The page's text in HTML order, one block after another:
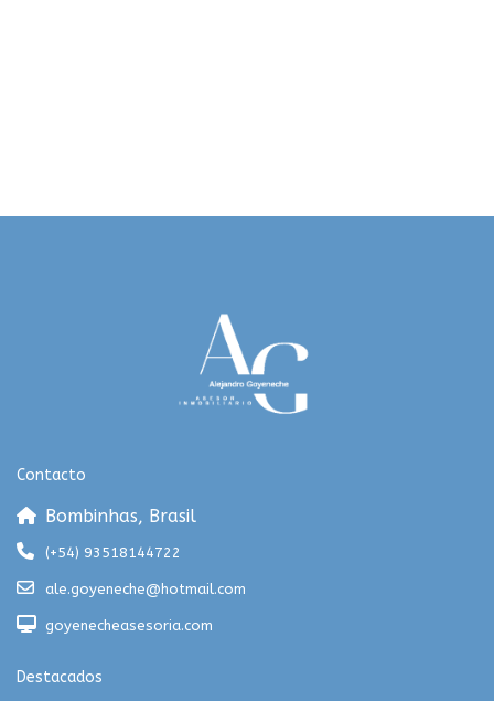
Contacto
Bombinhas, Brasil
(+54) 93518144722
ale.goyeneche@hotmail.com
goyenecheasesoria.com
Destacados